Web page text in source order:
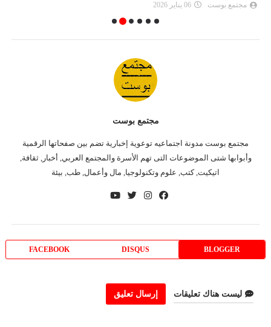
مجتمع بوست 06 يناير 2026
مجتمع بوست
مجتمع بوست مدونة اجتماعيه توعوية إخبارية تضم بين صفحاتها الرقمية
وأبوابها شتى الموضوعات التى تهم الأسرة والمجتمع العربي, أخبار, ثقافة,
اتيكيت, كتب, علوم وتكنولوجيا, مال وأعمال, طب, بيئة
BLOGGER
DISQUS
FACEBOOK
ليست هناك تعليقات إرسال تعليق